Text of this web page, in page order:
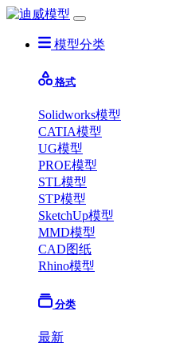
模型分类
格式
Solidworks模型
CATIA模型
UG模型
PROE模型
STL模型
STP模型
SketchUp模型
MMD模型
CAD图纸
Rhino模型
分类
最新